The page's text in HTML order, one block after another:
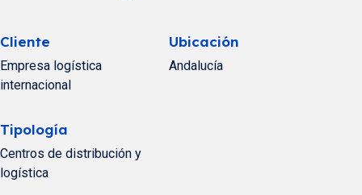
Cliente
Empresa logística
internacional
Ubicación
Andalucía
Tipología
Centros de distribución y
logística